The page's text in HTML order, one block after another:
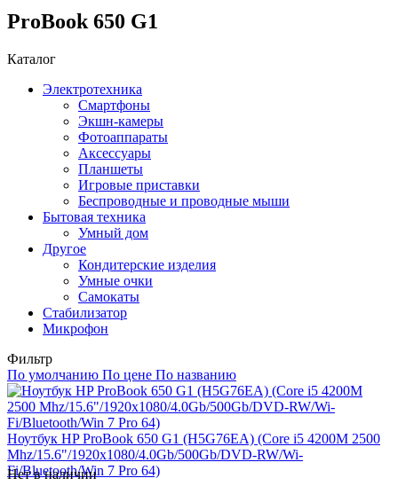
ProBook 650 G1
Каталог
Электротехника
Смартфоны
Экшн-камеры
Фотоаппараты
Аксессуары
Планшеты
Игровые приставки
Беспроводные и проводные мыши
Бытовая техника
Умный дом
Другое
Кондитерские изделия
Умные очки
Самокаты
Стабилизатор
Микрофон
Фильтр
По умолчанию По цене По названию
Ноутбук HP ProBook 650 G1 (H5G76EA) (Core i5 4200M 2500
Mhz/15.6"/1920x1080/4.0Gb/500Gb/DVD-RW/Wi-
Fi/Bluetooth/Win 7 Pro 64)
Нет в наличии